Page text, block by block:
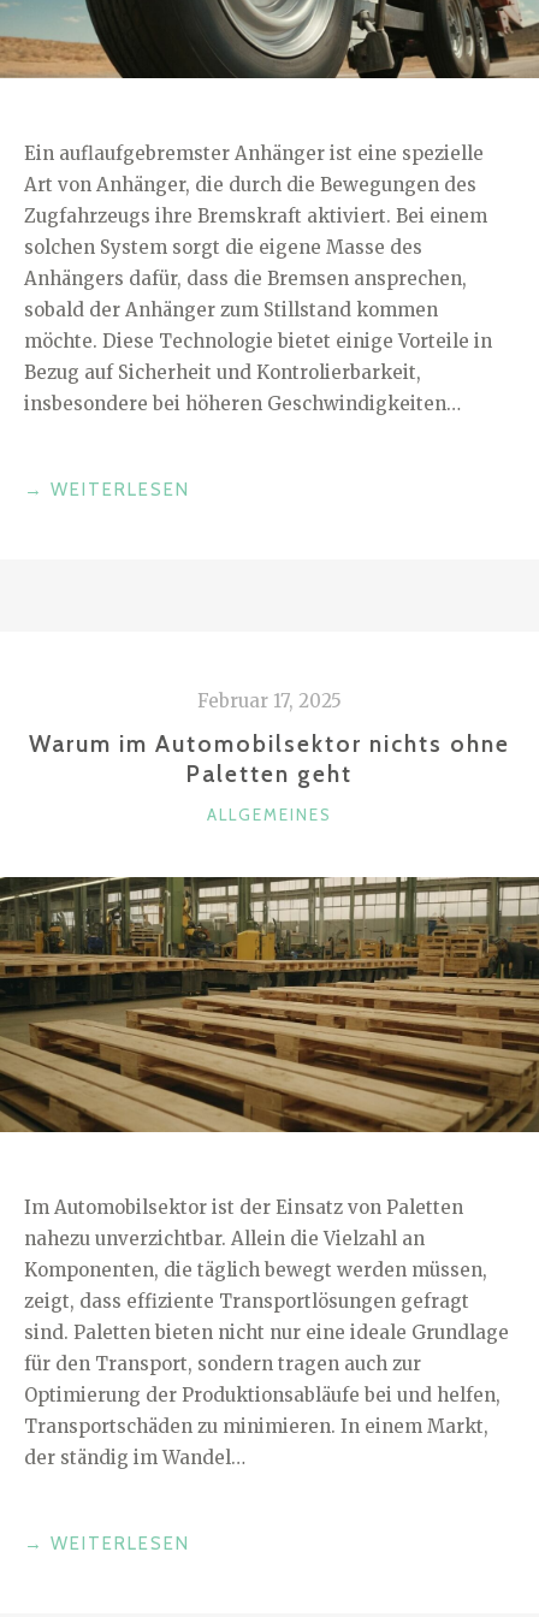
Ein auflaufgebremster Anhänger ist eine spezielle
Art von Anhänger, die durch die Bewegungen des
Zugfahrzeugs ihre Bremskraft aktiviert. Bei einem
solchen System sorgt die eigene Masse des
Anhängers dafür, dass die Bremsen ansprechen,
sobald der Anhänger zum Stillstand kommen
möchte. Diese Technologie bietet einige Vorteile in
Bezug auf Sicherheit und Kontrolierbarkeit,
insbesondere bei höheren Geschwindigkeiten…
„WAS
→ WEITERLESEN
Februar 17, 2025
Warum im Automobilsektor nichts ohne
Paletten geht
KATEGORIEN
ALLGEMEINES
Im Automobilsektor ist der Einsatz von Paletten
nahezu unverzichtbar. Allein die Vielzahl an
Komponenten, die täglich bewegt werden müssen,
zeigt, dass effiziente Transportlösungen gefragt
sind. Paletten bieten nicht nur eine ideale Grundlage
für den Transport, sondern tragen auch zur
Optimierung der Produktionsabläufe bei und helfen,
Transportschäden zu minimieren. In einem Markt,
der ständig im Wandel…
„WARUM
→ WEITERLESEN